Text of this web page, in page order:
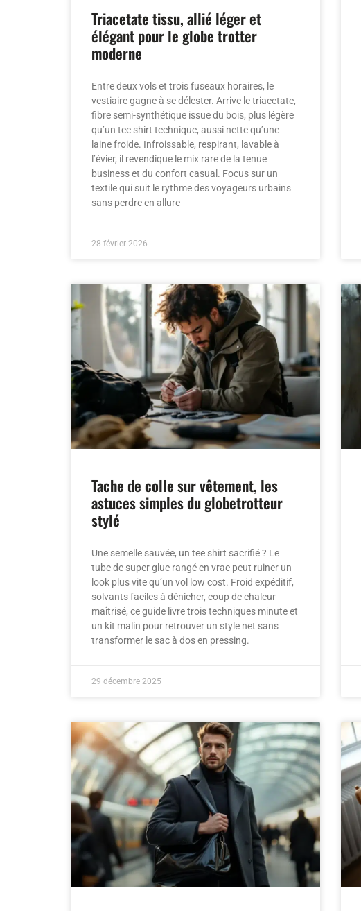
Triacetate tissu, allié léger et
élégant pour le globe trotter
moderne
Entre deux vols et trois fuseaux horaires, le
vestiaire gagne à se délester. Arrive le triacetate,
fibre semi-synthétique issue du bois, plus légère
qu’un tee shirt technique, aussi nette qu’une
laine froide. Infroissable, respirant, lavable à
l’évier, il revendique le mix rare de la tenue
business et du confort casual. Focus sur un
textile qui suit le rythme des voyageurs urbains
sans perdre en allure
28 février 2026
Tache de colle sur vêtement, les
astuces simples du globetrotteur
stylé
Une semelle sauvée, un tee shirt sacrifié ? Le
tube de super glue rangé en vrac peut ruiner un
look plus vite qu’un vol low cost. Froid expéditif,
solvants faciles à dénicher, coup de chaleur
maîtrisé, ce guide livre trois techniques minute et
un kit malin pour retrouver un style net sans
transformer le sac à dos en pressing.
29 décembre 2025